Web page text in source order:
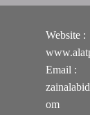
Website :
Email :
om